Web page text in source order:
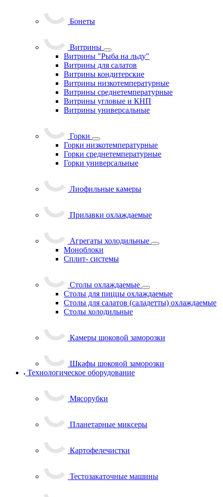
Бонеты
Витрины
Витрины "Рыба на льду"
Витрины для салатов
Витрины кондитерские
Витрины низкотемпературные
Витрины среднетемпературные
Витрины угловые и КНП
Витрины универсальные
Горки
Горки низкотемпературные
Горки среднетемпературные
Горки универсальные
Лиофильные камеры
Прилавки охлаждаемые
Агрегаты холодильные
Моноблоки
Сплит- системы
Столы охлаждаемые
Столы для пиццы охлаждаемые
Столы для салатов (саладетты) охлаждаемые
Столы холодильные
Камеры шоковой заморозки
Шкафы шоковой заморозки
Технологическое оборудование
Мясорубки
Планетарные миксеры
Картофелечистки
Тестозакаточные машины